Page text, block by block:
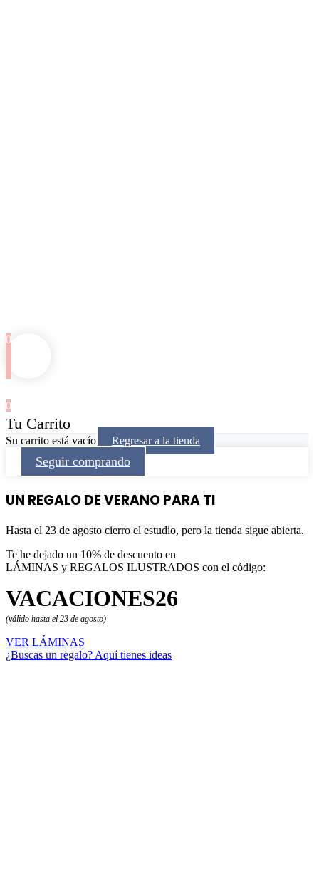
0
0
Tu Carrito
Su carrito está vacío Regresar a la tienda
Seguir comprando
UN REGALO DE VERANO PARA TI
Hasta el 23 de agosto cierro el estudio, pero la tienda sigue abierta.
Te he dejado un 10% de descuento en
LÁMINAS y REGALOS ILUSTRADOS con el código:
VACACIONES26
(válido hasta el 23 de agosto)
VER LÁMINAS
¿Buscas un regalo? Aquí tienes ideas